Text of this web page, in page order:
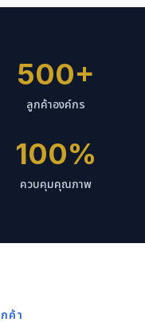
500+
ลูกค้าองค์กร
100%
ควบคุมคุณภาพ
ค้า